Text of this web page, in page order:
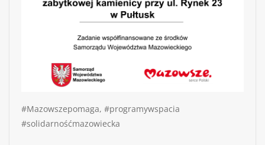
#Mazowszepomaga, #programywspacia
#solidarnośćmazowiecka